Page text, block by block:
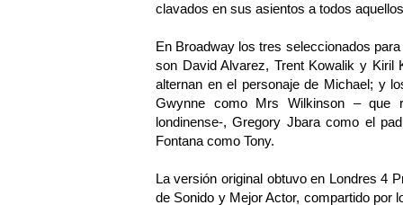
clavados en sus asientos a todos
En Broadway los tres seleccionados
son David Alvarez, Trent Kowalik y
alternan en el personaje de Michael; y
Gwynne como Mrs Wilkinson – que
londinense-, Gregory Jbara como el
Fontana como Tony.
La versión original obtuvo en Londres 4
de Sonido y Mejor Actor, compartido por